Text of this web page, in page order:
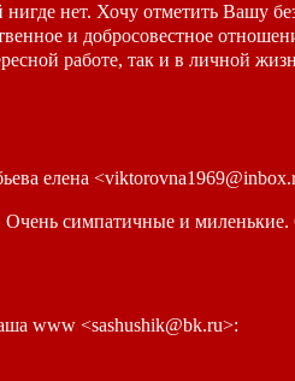
нигде нет. Хочу отметить Вашу
и добросовестное
работе, так и в личной
елена
симпатичные и миленькие.
www <sashushik@bk.ru>: